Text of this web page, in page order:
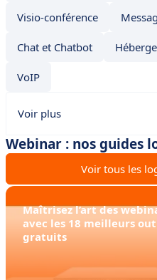
Visio-conférence
Chat et Chatbot
VoIP
Voir plus
Webinar : nos guides
Voir tous les
Maîtrisez l’art des
avec les 18 meilleurs
gratuits